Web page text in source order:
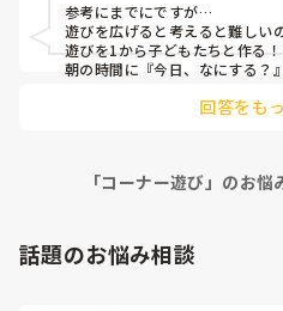
参考にまでにですが…
遊びを広げると考えると難しい
遊びを1から子どもたちと作る
朝の時間に『今日、なにする？
回答をも
「コーナー遊び」のお
話題のお悩み相談